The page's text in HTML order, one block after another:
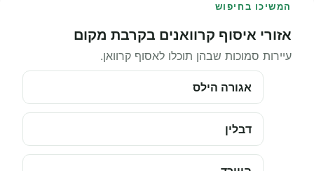
המשיכו בחיפוש
אזורי איסוף קרוואנים בקרבת מקום
עיירות סמוכות שבהן תוכלו לאסוף קרוואן.
אגורה הילס
דבלין